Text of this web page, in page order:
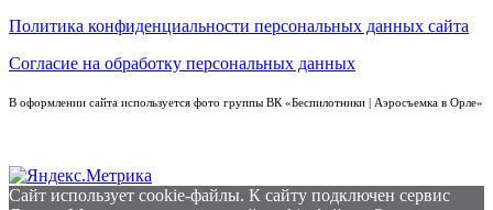
Политика конфиденциальности персональных данных сайта
Согласие на обработку персональных данных
В оформлении сайта используется фото группы ВК «Беспилотники | Аэросъемка в Орле»
Сайт использует cookie-файлы. К cайту подключен сервис